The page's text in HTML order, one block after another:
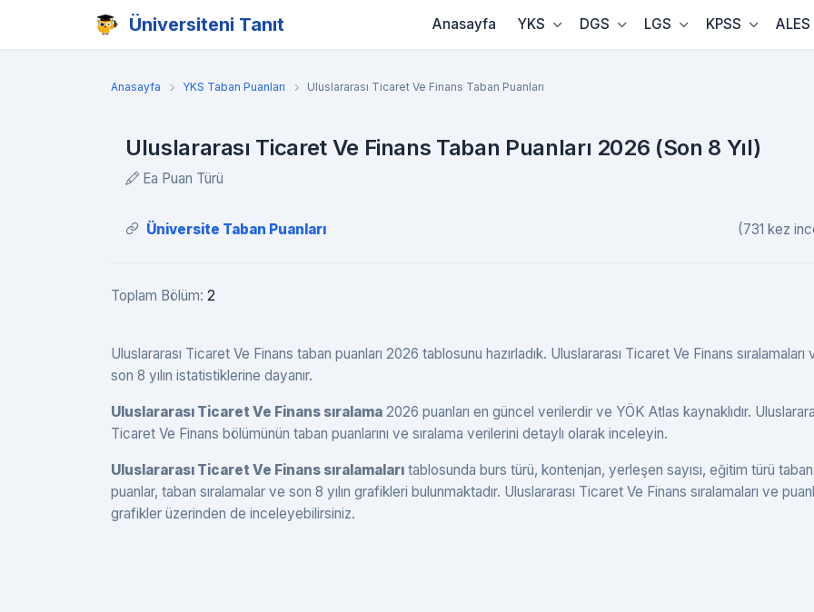
Üniversiteni Tanıt Anasayfa YKS DGS LGS KPSS ALES
Anasayfa YKS Taban Puanları Uluslararası Ticaret Ve Finans Taban Puanları
Uluslararası Ticaret Ve Finans Taban Puanları 2026 (Son 8 Yıl)
Ea Puan Türü
Üniversite Taban Puanları (731 kez
Toplam Bölüm: 2
Uluslararası Ticaret Ve Finans taban puanları 2026 tablosunu hazırladık. Uluslararası Ticaret Ve Finans sıralamaları
son 8 yılın istatistiklerine dayanır.
Uluslararası Ticaret Ve Finans sıralama 2026 puanları en güncel verilerdir ve YÖK Atlas kaynaklıdır.
Ticaret Ve Finans bölümünün taban puanlarını ve sıralama verilerini detaylı olarak inceleyin.
Uluslararası Ticaret Ve Finans sıralamaları tablosunda burs türü, kontenjan, yerleşen sayısı, eğitim türü taban
puanlar, taban sıralamalar ve son 8 yılın grafikleri bulunmaktadır. Uluslararası Ticaret Ve Finans sıralamaları ve
grafikler üzerinden de inceleyebilirsiniz.